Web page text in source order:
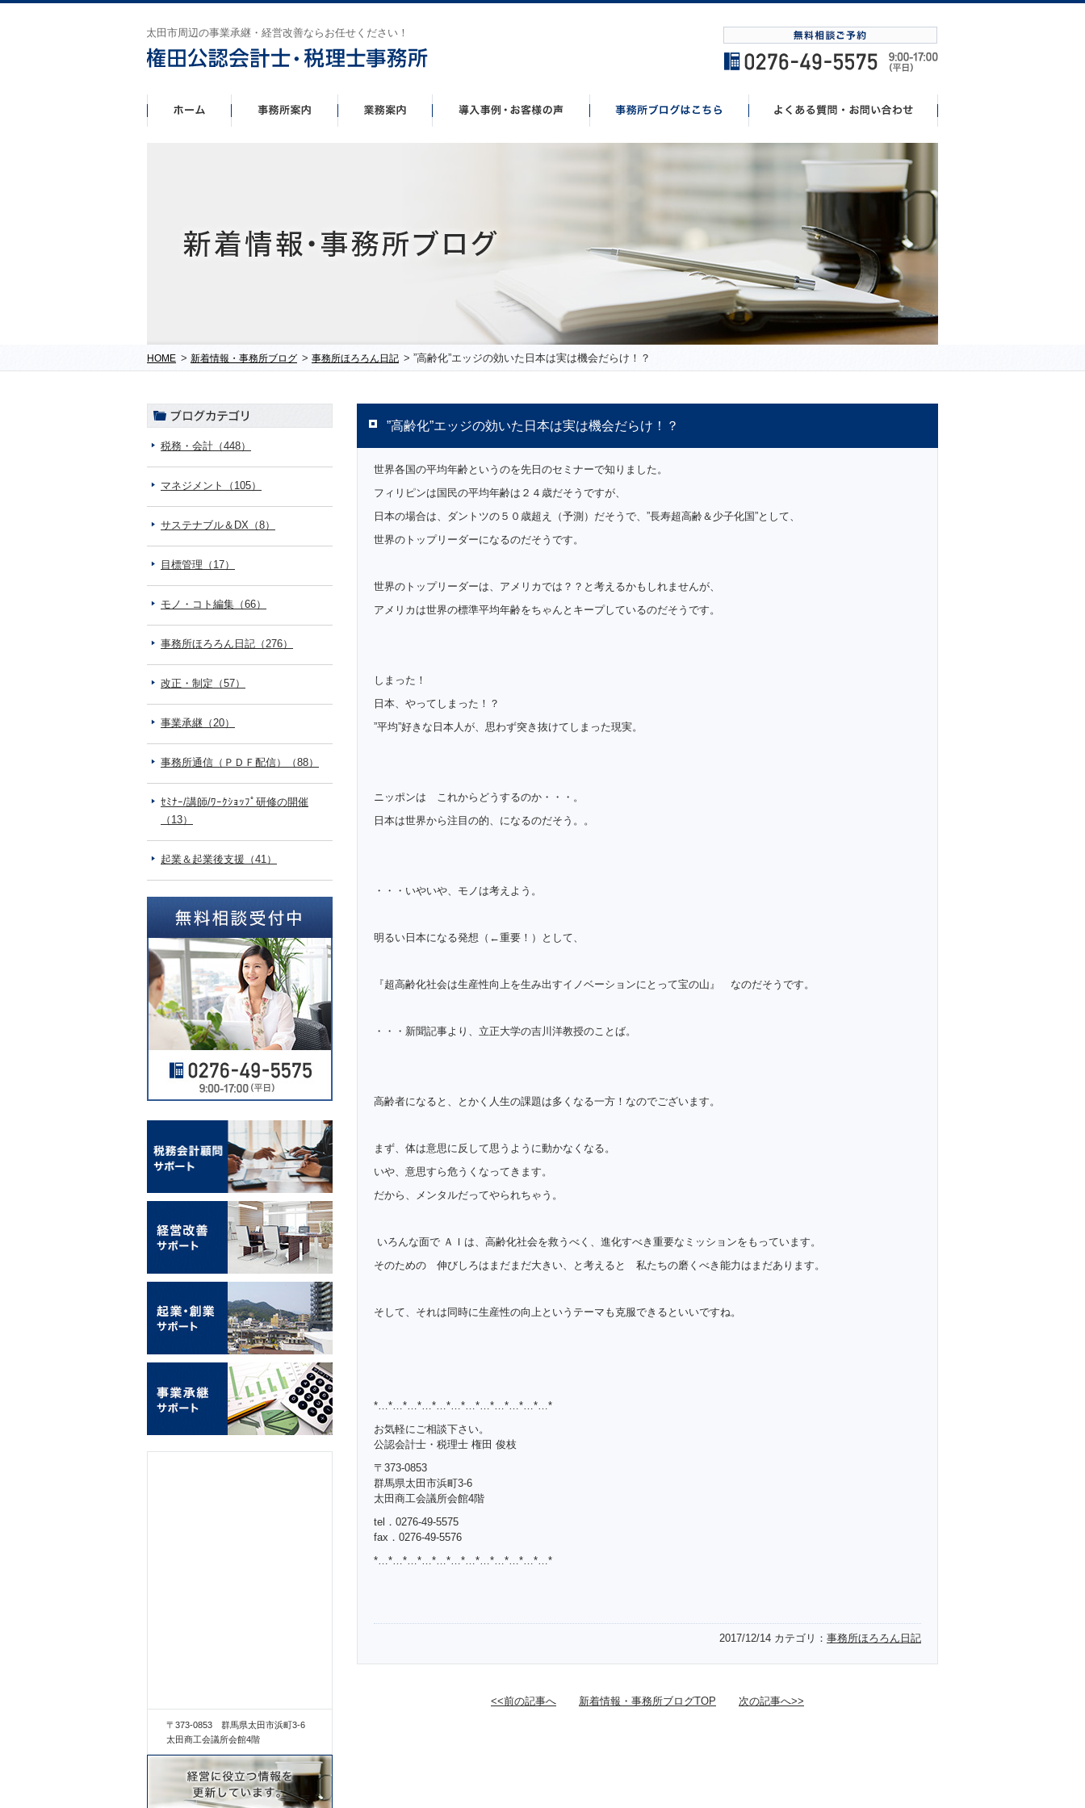
太田市周辺の事業承継・経営改善ならお任せください！
HOME > 新着情報・事務所ブログ > 事務所ほろろん日記 > ”高齢化”エッジの効いた日本は実は機会だらけ！？
”高齢化”エッジの効いた日本は実は機会だらけ！？
世界各国の平均年齢というのを先日のセミナーで知りました。
フィリピンは国民の平均年齢は２４歳だそうですが、
日本の場合は、ダントツの５０歳超え（予測）だそうで、”長寿超高齢＆少子化国”として、
世界のトップリーダーになるのだそうです。
世界のトップリーダーは、アメリカでは？？と考えるかもしれませんが、
アメリカは世界の標準平均年齢をちゃんとキープしているのだそうです。
しまった！
日本、やってしまった！？
”平均”好きな日本人が、思わず突き抜けてしまった現実。
ニッポンは これからどうするのか・・・。
日本は世界から注目の的、になるのだそう。。
・・・いやいや、モノは考えよう。
明るい日本になる発想（←重要！）として、
『超高齢化社会は生産性向上を生み出すイノベーションにとって宝の山』 なのだそうです。
・・・新聞記事より、立正大学の吉川洋教授のことば。
高齢者になると、とかく人生の課題は多くなる一方！なのでございます。
まず、体は意思に反して思うように動かなくなる。
いや、意思すら危うくなってきます。
だから、メンタルだってやられちゃう。
いろんな面で ＡＩは、高齢化社会を救うべく、進化すべき重要なミッションをもっています。
そのための 伸びしろはまだまだ大きい、と考えると 私たちの磨くべき能力はまだあります。
そして、それは同時に生産性の向上というテーマも克服できるといいですね。
*…*…*…*…*…*…*…*…*…*…*…*…*
お気軽にご相談下さい。
公認会計士・税理士 権田 俊枝
〒373-0853
群馬県太田市浜町3-6
太田商工会議所会館4階
tel．0276-49-5575
fax．0276-49-5576
*…*…*…*…*…*…*…*…*…*…*…*…*
2017/12/14 カテゴリ： 事務所ほろろん日記
<<前の記事へ 新着情報・事務所ブログTOP 次の記事へ>>
税務・会計（448）
マネジメント（105）
サステナブル＆DX（8）
目標管理（17）
モノ・コト編集（66）
事務所ほろろん日記（276）
改正・制定（57）
事業承継（20）
事務所通信（ＰＤＦ配信）（88）
ｾﾐﾅｰ/講師/ﾜｰｸｼｮｯﾌﾟ研修の開催
（13）
起業＆起業後支援（41）
〒373-0853 群馬県太田市浜町3-6
太田商工会議所会館4階